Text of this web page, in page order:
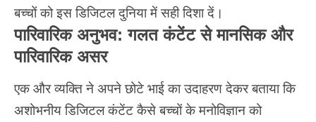
बच्चों को इस डिजिटल दुनिया में सही दिशा दें।
पारिवारिक अनुभव: गलत कंटेंट से मानसिक और
पारिवारिक असर
एक और व्यक्ति ने अपने छोटे भाई का उदाहरण देकर बताया कि
अशोभनीय डिजिटल कंटेंट कैसे बच्चों के मनोविज्ञान को